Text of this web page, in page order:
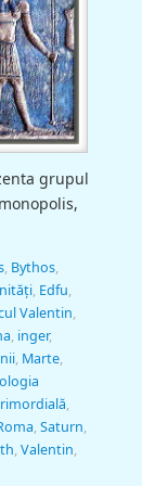
grupul
, Bythos,
, Edfu,
Valentin,
, inger,
, Marte,
,
,Saturn,
,Valentin,